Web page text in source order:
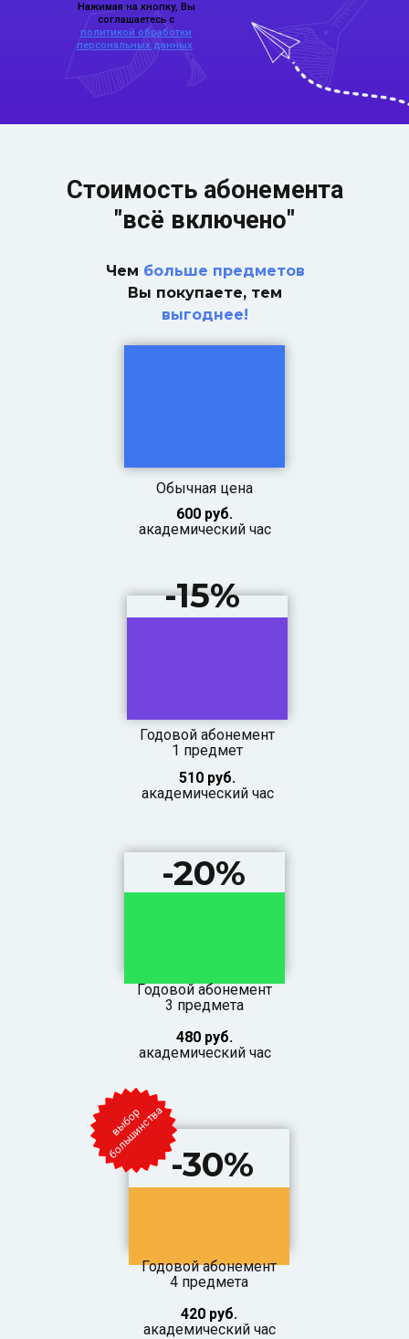
Нажимая на кнопку, Вы
соглашаетесь с
политикой обработки
персональных данных.
Стоимость абонемента
"всё включено"
Чем больше предметов
Вы покупаете, тем
выгоднее!
-15%
-20%
-30%
Обычная цена
600 руб.
академический час
Годовой абонемент
1 предмет
510 руб.
академический час
480 руб.
академический час
420 руб.
академический час
Годовой абонемент
3 предмета
Годовой абонемент
4 предмета
в
ы
б
о
р
б
о
л
ь
ш
и
н
с
т
в
а